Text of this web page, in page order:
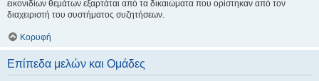
εικονιδίων θεμάτων εξαρτάται από τα δικαιώματα που ορίστηκαν από τον
διαχειριστή του συστήματος συζητήσεων.
Κορυφή
Επίπεδα μελών και Ομάδες